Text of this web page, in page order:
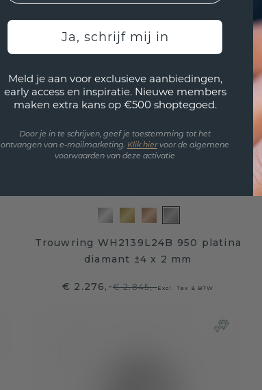
Trouwring WH2139L24B 950 platina
diamant ±4 x 2 mm
€ 2.276,-€ 2.845,-Excl. Tax & BTW
Ja, schrijf mij in
Meld je aan voor exclusieve aanbiedingen,
early access en inspiratie. Nieuwe members
maken extra kans op €500 shoptegoed.
Door je in te schrijven, geef je toestemming tot het
ontvangen van e-mailmarketing. Klik hiervoor de algemene
voorwaarden van deze activatie